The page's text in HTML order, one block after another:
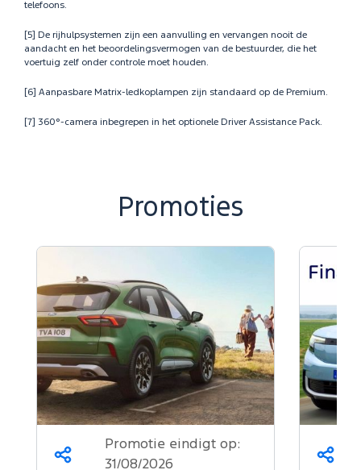
telefoons.
[5] De rijhulpsystemen zijn een aanvulling en vervangen nooit de
aandacht en het beoordelingsvermogen van de bestuurder, die het
voertuig zelf onder controle moet houden.
[6] Aanpasbare Matrix-ledkoplampen zijn standaard op de Premium.
[7] 360°-camera inbegrepen in het optionele Driver Assistance Pack.
Promoties
Deel
Promotie eindigt op:
31/08/2026
Deel